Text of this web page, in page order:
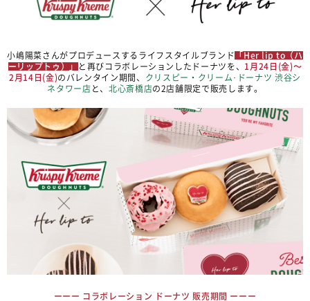
小嶋陽菜さんがプロデュースするライフスタイルブランド
「Her lip to（ハ
ーリップトゥ）」
と再びコラボレーションしたドーナツを、 1月24日(金)〜
2月14日(金)のバレンタイン期間、
クリスピー・クリーム･ドーナツ 渋谷シ
ネタワー店 と、 北心斎橋店の2店舗限定で販売します。
ーーー コラボレーション ドーナツ 販売期間 ーーー